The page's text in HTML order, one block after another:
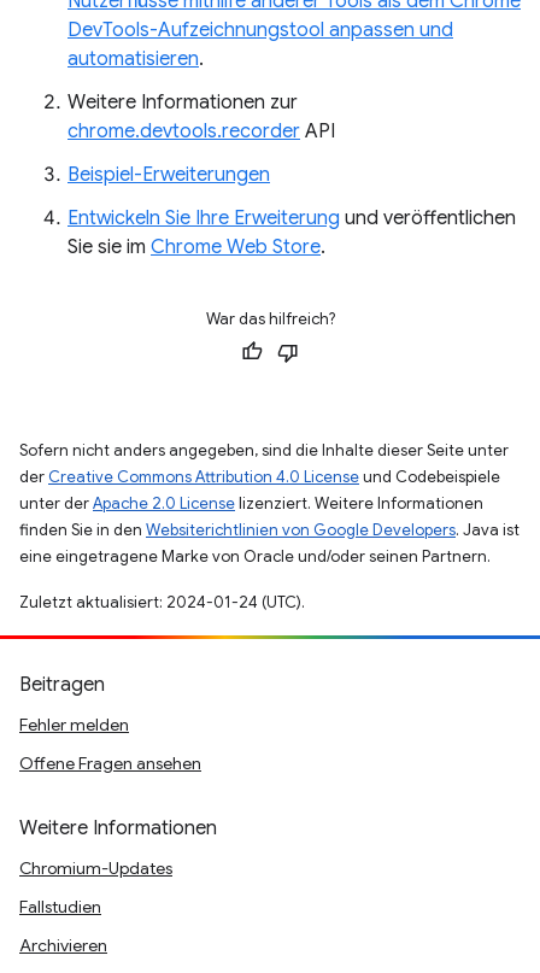
DevTools-Aufzeichnungstool anpassen und
automatisieren.
Weitere Informationen zur
chrome.devtools.recorder API
Beispiel-Erweiterungen
Entwickeln Sie Ihre Erweiterung und veröffentlichen
Sie sie im Chrome Web Store.
War das hilfreich?
Sofern nicht anders angegeben, sind die Inhalte dieser Seite unter
der Creative Commons Attribution 4.0 Licenseund Codebeispiele
unter derApache 2.0 Licenselizenziert. Weitere Informationen
finden Sie in den Websiterichtlinien von Google Developers. Java ist
eine eingetragene Marke von Oracle und/oder seinen Partnern.
Zuletzt aktualisiert: 2024-01-24 (UTC).
Beitragen
Fehler melden
Offene Fragen ansehen
Weitere Informationen
Chromium-Updates
Fallstudien
Archivieren